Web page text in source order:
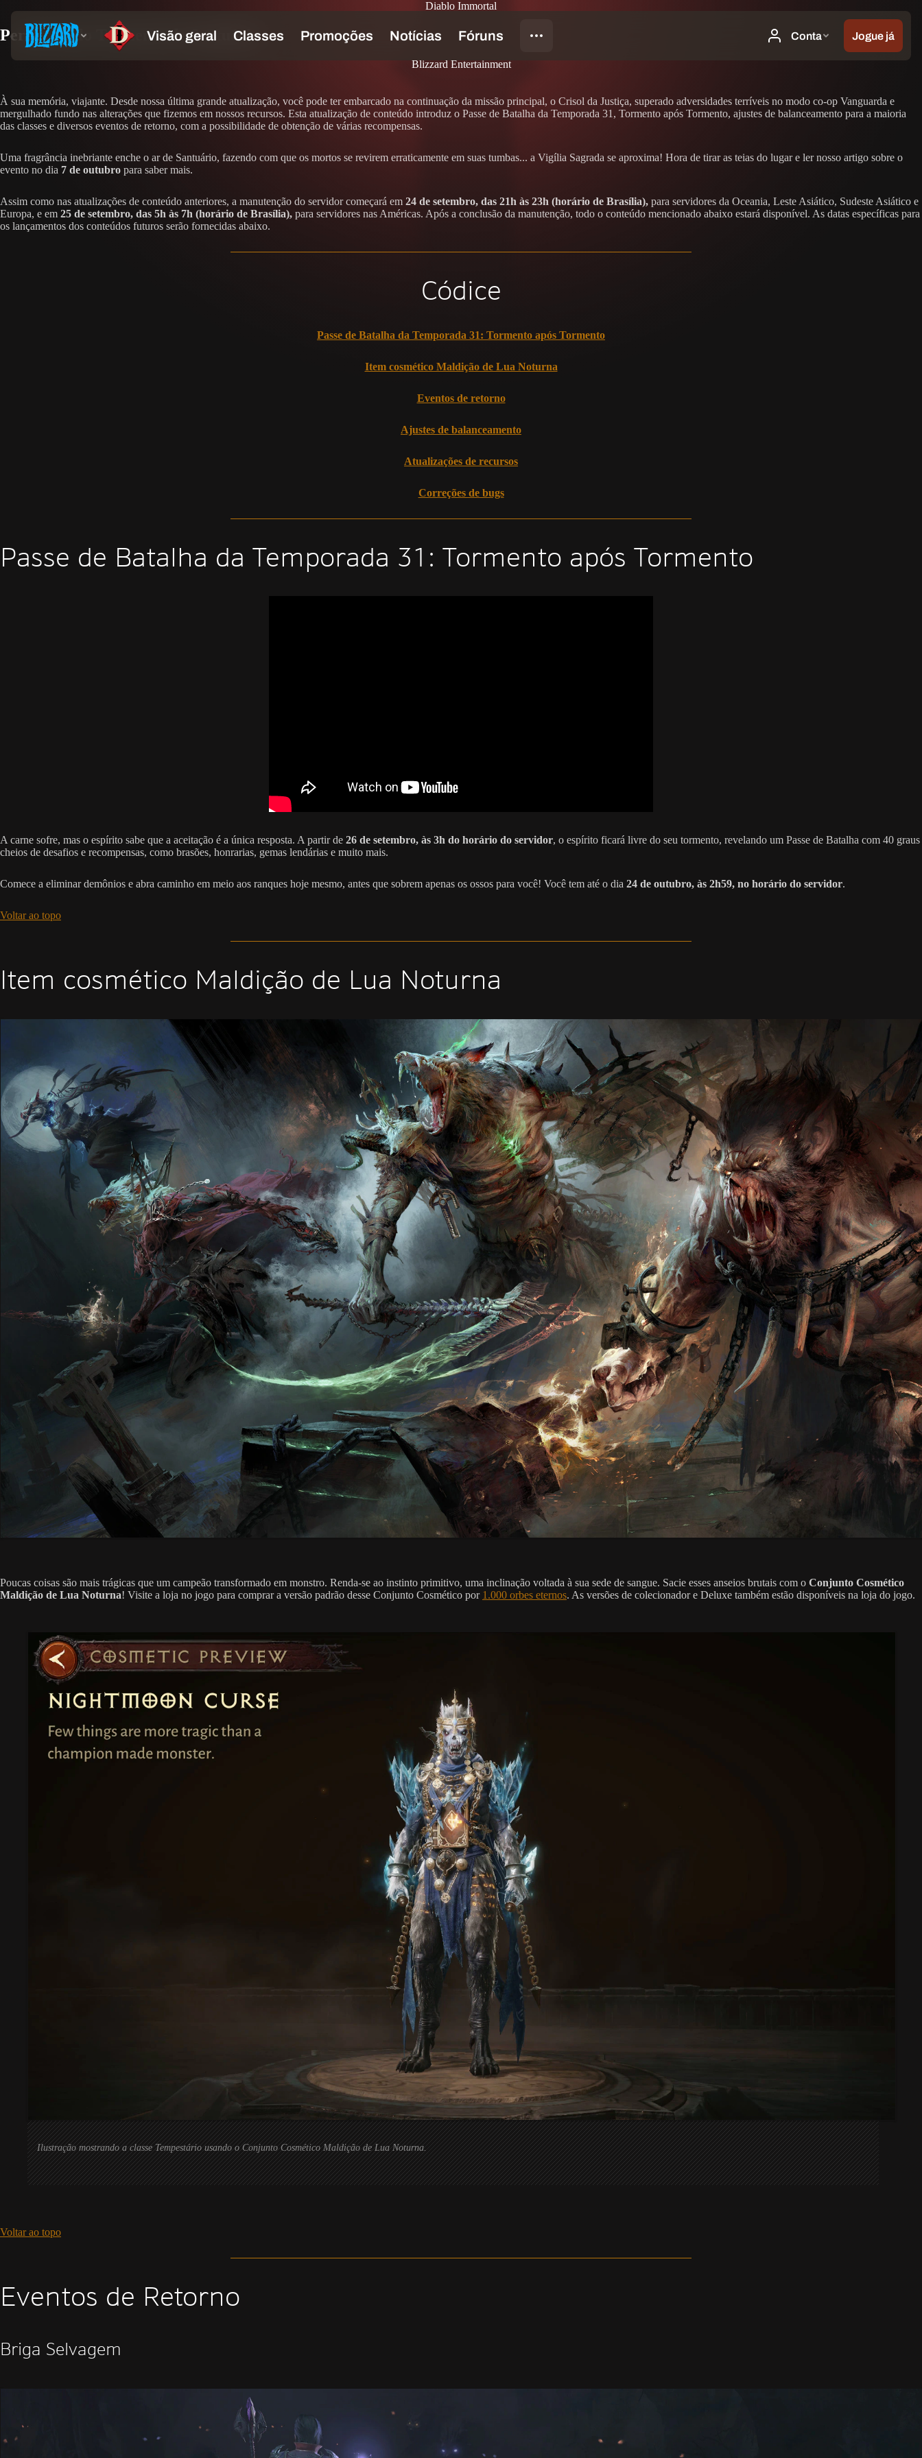
Diablo Immortal
Perdure pelo Tormento de Santuário
Blizzard Entertainment
À sua memória, viajante. Desde nossa última grande atualização, você pode ter embarcado na continuação da missão principal, o Crisol da Justiça, superado adversidades terríveis no modo co-op Vanguarda e
mergulhado fundo nas alterações que fizemos em nossos recursos. Esta atualização de conteúdo introduz o Passe de Batalha da Temporada 31, Tormento após Tormento, ajustes de balanceamento para a maioria
das classes e diversos eventos de retorno, com a possibilidade de obtenção de várias recompensas.
Uma fragrância inebriante enche o ar de Santuário, fazendo com que os mortos se revirem erraticamente em suas tumbas... a Vigília Sagrada se aproxima! Hora de tirar as teias do lugar e ler nosso artigo sobre o
evento no dia 7 de outubro para saber mais.
Assim como nas atualizações de conteúdo anteriores, a manutenção do servidor começará em 24 de setembro, das 21h às 23h (horário de Brasília), para servidores da Oceania, Leste Asiático, Sudeste Asiático e
Europa, e em 25 de setembro, das 5h às 7h (horário de Brasília), para servidores nas Américas. Após a conclusão da manutenção, todo o conteúdo mencionado abaixo estará disponível. As datas específicas para
os lançamentos dos conteúdos futuros serão fornecidas abaixo.
Códice
Passe de Batalha da Temporada 31: Tormento após Tormento
Item cosmético Maldição de Lua Noturna
Eventos de retorno
Ajustes de balanceamento
Atualizações de recursos
Correções de bugs
Passe de Batalha da Temporada 31: Tormento após Tormento
A carne sofre, mas o espírito sabe que a aceitação é a única resposta. A partir de 26 de setembro, às 3h do horário do servidor, o espírito ficará livre do seu tormento, revelando um Passe de Batalha com 40 graus
cheios de desafios e recompensas, como brasões, honrarias, gemas lendárias e muito mais.
Comece a eliminar demônios e abra caminho em meio aos ranques hoje mesmo, antes que sobrem apenas os ossos para você! Você tem até o dia 24 de outubro, às 2h59, no horário do servidor.
Voltar ao topo
Item cosmético Maldição de Lua Noturna
Poucas coisas são mais trágicas que um campeão transformado em monstro. Renda-se ao instinto primitivo, uma inclinação voltada à sua sede de sangue. Sacie esses anseios brutais com o Conjunto Cosmético
Maldição de Lua Noturna! Visite a loja no jogo para comprar a versão padrão desse Conjunto Cosmético por 1.000 orbes eternos. As versões de colecionador e Deluxe também estão disponíveis na loja do jogo.
Ilustração mostrando a classe Tempestário usando o Conjunto Cosmético Maldição de Lua Noturna.
Voltar ao topo
Eventos de Retorno
Briga Selvagem